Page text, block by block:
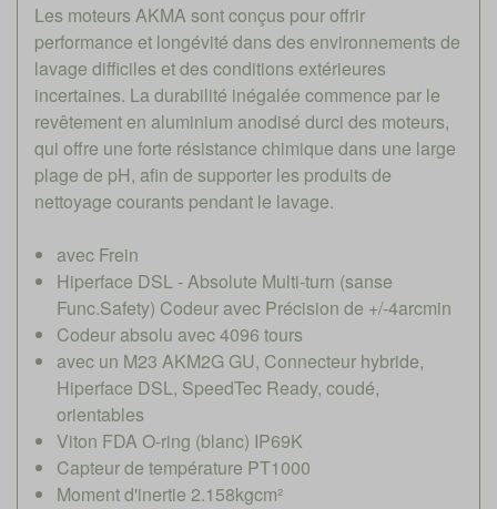
Les moteurs AKMA sont conçus pour offrir
performance et longévité dans des environnements de
lavage difficiles et des conditions extérieures
incertaines. La durabilité inégalée commence par le
revêtement en aluminium anodisé durci des moteurs,
qui offre une forte résistance chimique dans une large
plage de pH, afin de supporter les produits de
nettoyage courants pendant le lavage.
avec Frein
Hiperface DSL - Absolute Multi-turn (sanse
Func.Safety) Codeur avec Précision de +/-4arcmin
Codeur absolu avec 4096 tours
avec un M23 AKM2G GU, Connecteur hybride,
Hiperface DSL, SpeedTec Ready, coudé,
orientables
Viton FDA O-ring (blanc) IP69K
Capteur de température PT1000
Moment d'inertie 2.158kgcm²